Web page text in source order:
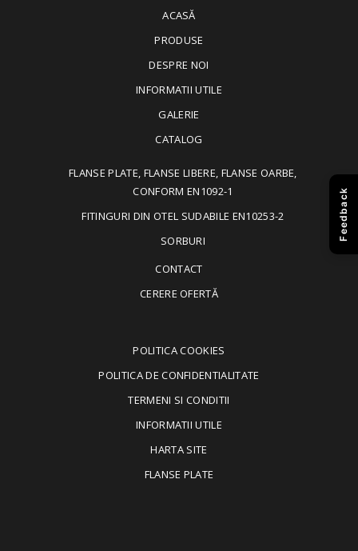
ACASĂ
PRODUSE
DESPRE NOI
INFORMATII UTILE
GALERIE
CATALOG
FLANSE PLATE, FLANSE LIBERE, FLANSE OARBE,
CONFORM EN1092-1
FITINGURI DIN OTEL SUDABILE EN10253-2
SORBURI
CONTACT
CERERE OFERTĂ
POLITICA COOKIES
POLITICA DE CONFIDENTIALITATE
TERMENI SI CONDITII
INFORMATII UTILE
HARTA SITE
FLANSE PLATE
Feedback